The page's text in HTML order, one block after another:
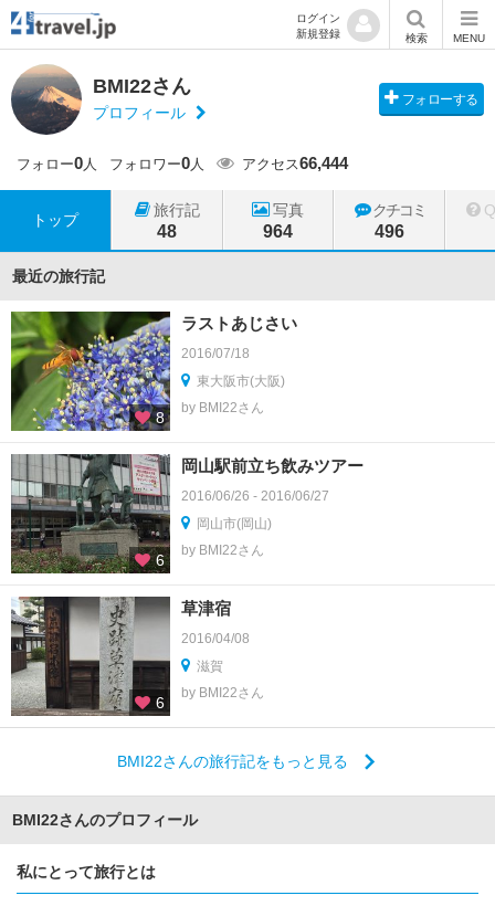
ログイン
新規登録
検索 MENU
BMI22さん
プロフィール
フォローする
フォロー0人 フォロワー0人 アクセス66,444
トップ
旅行記
48
写真
964
クチコミ
496
最近の旅行記
8
ラストあじさい
2016/07/18
東大阪市(大阪)
by BMI22さん
6
岡山駅前立ち飲みツアー
2016/06/26 - 2016/06/27
岡山市(岡山)
by BMI22さん
6
草津宿
2016/04/08
滋賀
by BMI22さん
BMI22さんの旅行記をもっと見る
BMI22さんのプロフィール
私にとって旅行とは